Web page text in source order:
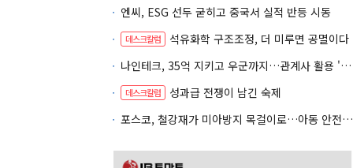
엔씨, ESG 선두 굳히고 중국서 실적 반등 시동
데스크칼럼
석유화학 구조조정, 더 미루면 공멸이다
나인테크, 35억 지키고 우군까지…관계사 활용 '1석2조'
데스크칼럼
성과급 전쟁이 남긴 숙제
포스코, 철강재가 미아방지 목걸이로…아동 안전망 넓힌다